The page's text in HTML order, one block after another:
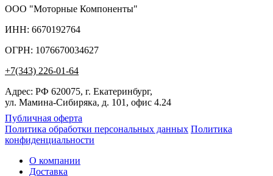
ООО "Моторные Компоненты"
ИНН: 6670192764
ОГРН: 1076670034627
+7(343) 226-01-64
Адрес: РФ 620075, г. Екатеринбург,
ул. Мамина-Сибиряка, д. 101, офис 4.24
Публичная оферта
Политика обработки персональных данных Политика
конфиденциальности
О компании
Доставка